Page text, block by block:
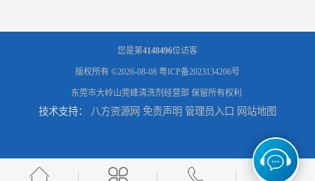
清远废碳氢清洗剂回收 诚信为先 广州回收废UV光油，废UV光油回收价格多少
您是第4148496位访客
版权所有 ©2026-08-08 粤ICP备2023134206号
东莞市大岭山莞峰清洗剂经营部 保留所有权利.
技术支持： 八方资源网 免责声明 管理员入口 网站地图